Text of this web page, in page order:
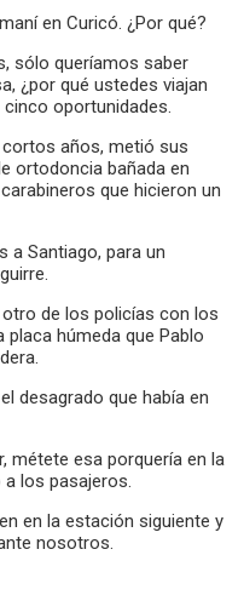
en Curicó. ¿Por qué?
sólo queríamos saber
¿por qué ustedes viajan
oportunidades.
años, metió sus
ortodoncia bañada en
que hicieron un
a Santiago, para un
de los policías con los
húmeda que Pablo
desagrado que había en
métete esa porquería en la
los pasajeros.
en la estación siguiente y
nosotros.